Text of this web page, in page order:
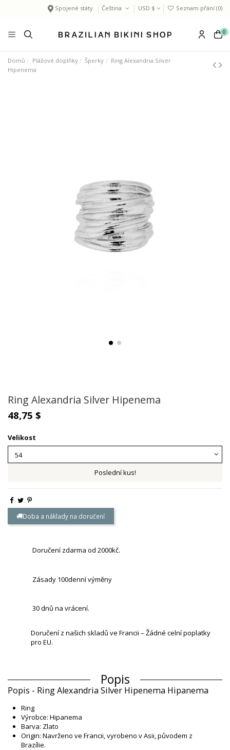
Spojené státy Čeština USD $ Seznam přání (0)
0
Domů Plážové doplňky Šperky
Ring Alexandria Silver
Hipenema
Ring Alexandria Silver Hipenema
48,75 $
Velikost
Poslední kus!
Doba a náklady na doručení
Doručení zdarma od 2000kč.
Zásady 100denní výměny
30 dnů na vrácení.
Doručení z našich skladů ve Francii – Žádné celní poplatky
pro EU.
Popis
Popis - Ring Alexandria Silver Hipenema Hipanema
Ring
Výrobce: Hipanema
Barva: Zlato
Origin: Navrženo ve Francii, vyrobeno v Asii, původem z
Brazílie.